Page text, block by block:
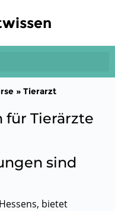
» Tierarzt
Tierärzte
sind
bietet